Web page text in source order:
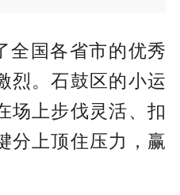
全国各省市的优秀
烈。石鼓区的小运
场上步伐灵活、扣
分上顶住压力，赢